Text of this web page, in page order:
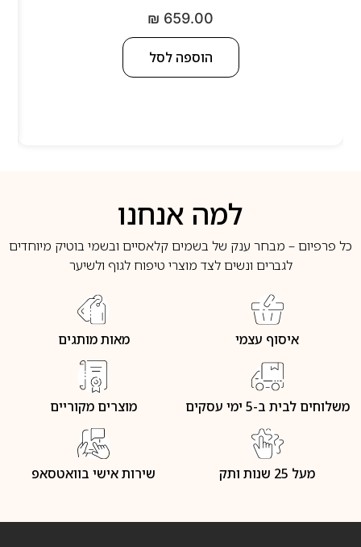
₪ 659.00
הוספה לסל
למה אנחנו
כל פרפיום – מבחר ענק של בשמים קלאסיים ובשמי בוטיק מיוחדים
לגברים ונשים לצד מוצרי טיפוח לגוף ולשיער
איסוף עצמי מאות מותגים
משלוחים לבית ב-5 ימי עסקים מוצרים מקוריים
מעל 25 שנות ותק שירות אישי בוואטסאפ